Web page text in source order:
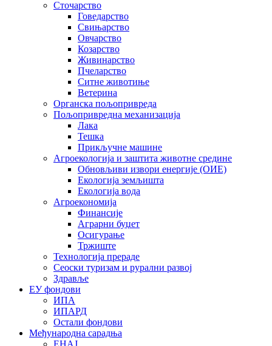
Сточарство
Говедарство
Свињарство
Овчарство
Козарство
Живинарство
Пчеларство
Ситне животиње
Ветерина
Органска пољопривреда
Пољопривредна механизација
Лака
Тешка
Прикључне машине
Агроекологија и заштита животне средине
Обновљиви извори енергије (ОИЕ)
Екологија земљишта
Екологија вода
Агроекономија
Финансије
Аграрни буџет
Осигурање
Тржиште
Технологија прераде
Сеоски туризам и рурални развој
Здравље
ЕУ фондови
ИПА
ИПАРД
Остали фондови
Међународна сарадња
ЕНАЈ